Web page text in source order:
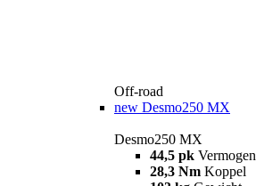
Off-road
new Desmo250 MX
Desmo250 MX
44,5 pk Vermogen
28,3 Nm Koppel